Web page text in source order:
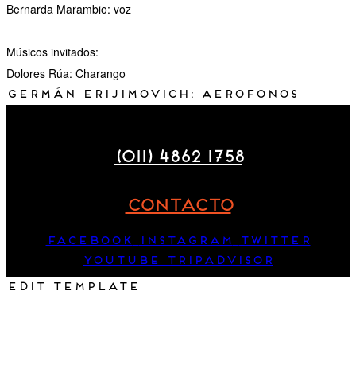
Bernarda Marambio: voz
Músicos invitados:
Dolores Rúa: Charango
Germán Erijimovich: Aerofonos
(011) 4862 1758
CONTACTO
Facebook Instagram
Twitter
Youtube
Tripadvisor
Edit Template